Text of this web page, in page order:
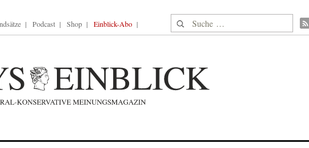
Podcast Shop Einblick-Abo Suche nach: